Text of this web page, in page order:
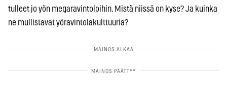
tulleet jo yön megaravintoloihin. Mistä niissä on kyse? Ja kuinka
ne mullistavat yöravintolakulttuuria?